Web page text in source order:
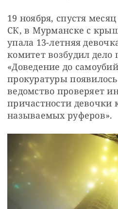
19 ноября, спустя
СК, в Мурманске с
упала 13-летняя
комитет возбудил дело
«Доведение до
прокуратуры
ведомство проверяет
причастности
называемых руферов».